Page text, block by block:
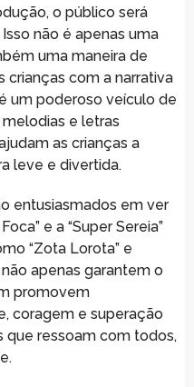
o público será
não é apenas uma
uma maneira de
com a narrativa
um poderoso veículo de
e letras
as crianças a
leve e divertida.
entusiasmados em ver
e a “Super Sereia”
“Zota Lorota” e
apenas garantem o
promovem
coragem e superação
que ressoam com todos,